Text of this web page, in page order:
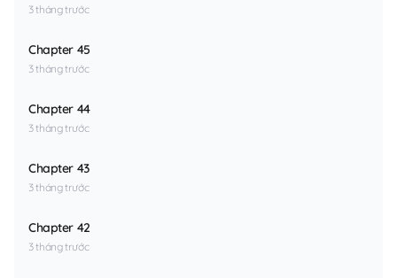
3 tháng trước
Chapter 45
3 tháng trước
Chapter 44
3 tháng trước
Chapter 43
3 tháng trước
Chapter 42
3 tháng trước